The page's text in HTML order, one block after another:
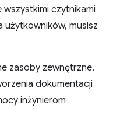
wszystkimi czytnikami
użytkowników, musisz
zasoby zewnętrzne,
dokumentacji
inżynierom